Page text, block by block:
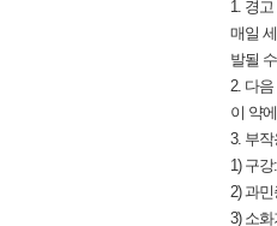
1. 경고
매일
발될
2. 다
이 약
3. 부작
1) 구
2) 과
3) 소